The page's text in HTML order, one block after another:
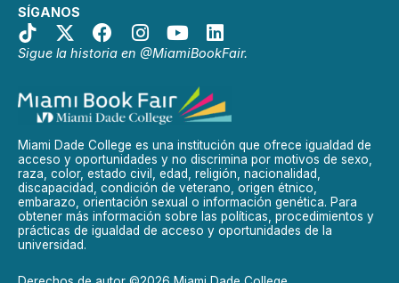
SÍGANOS
Sigue la historia en @MiamiBookFair.
Miami Dade College es una institución que ofrece igualdad de
acceso y oportunidades y no discrimina por motivos de sexo,
raza, color, estado civil, edad, religión, nacionalidad,
discapacidad, condición de veterano, origen étnico,
embarazo, orientación sexual o información genética. Para
obtener más información sobre las políticas, procedimientos y
prácticas de igualdad de acceso y oportunidades de la
universidad.